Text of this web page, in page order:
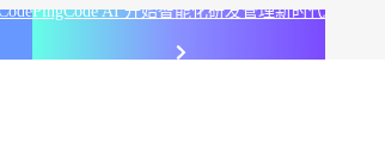
PingCode AI 开始智能化研发管理新时代